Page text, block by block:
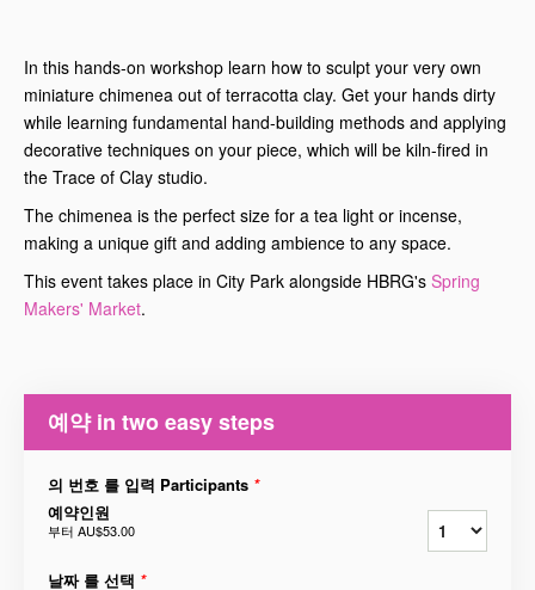
In this hands-on workshop learn how to sculpt your very own
miniature chimenea out of terracotta clay. Get your hands dirty
while learning fundamental hand-building methods and applying
decorative techniques on your piece, which will be kiln-fired in
the Trace of Clay studio.
The chimenea is the perfect size for a tea light or incense,
making a unique gift and adding ambience to any space.
This event takes place in City Park alongside HBRG's Spring
Makers' Market.
예약 in two easy steps
의 번호 를 입력 Participants *
예약인원
부터 AU$53.00
날짜 를 선택 *